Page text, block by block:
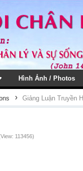
Hình Ảnh / Photos
› Giảng Luận Truyền
113456)